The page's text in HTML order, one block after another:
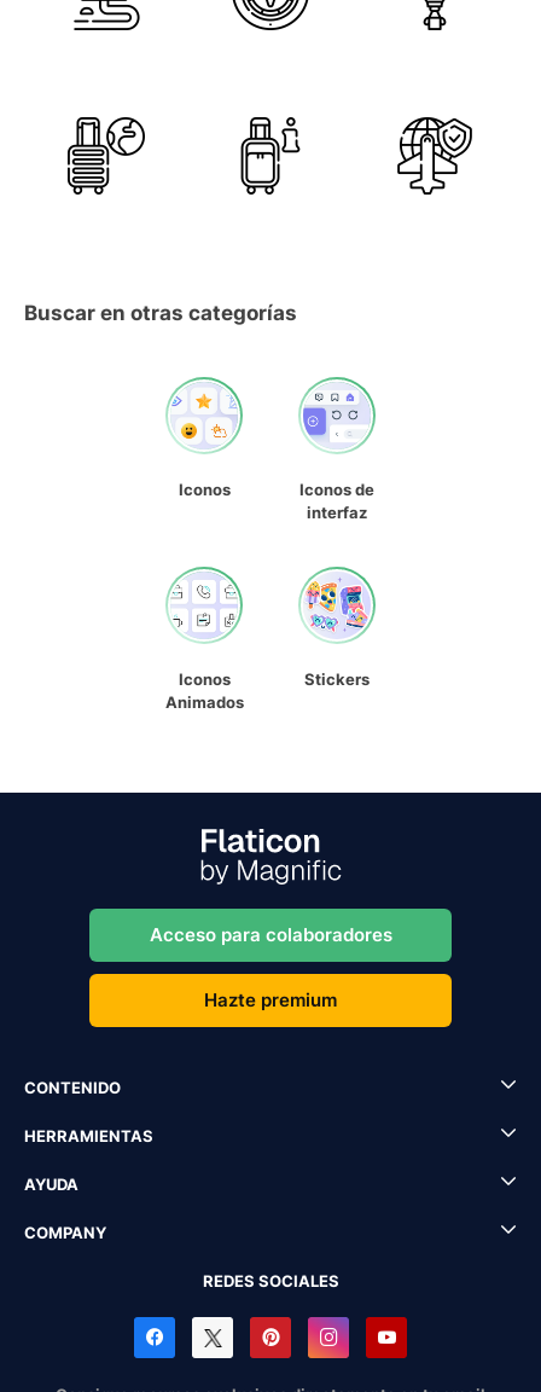
Buscar en otras categorías
Iconos
Iconos de
interfaz
Iconos
Animados
Stickers
Acceso para colaboradores
Hazte premium
CONTENIDO
HERRAMIENTAS
AYUDA
COMPANY
REDES SOCIALES